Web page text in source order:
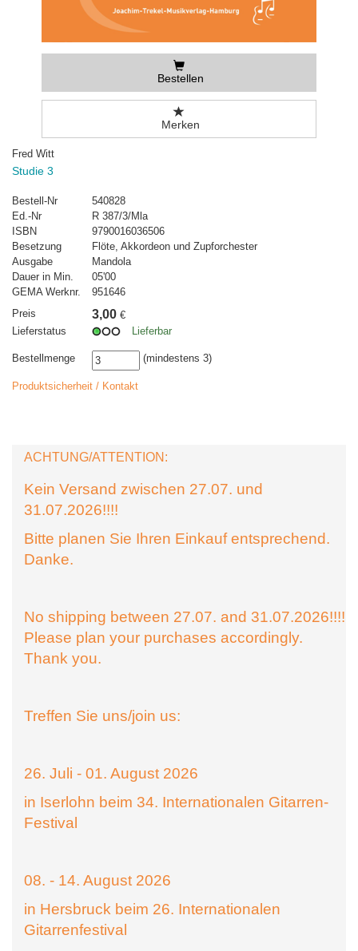
Bestellen
Merken
Fred Witt
Studie 3
Bestell-Nr
540828
Ed.-Nr
R 387/3/Mla
ISBN
9790016036506
Besetzung
Flöte, Akkordeon und Zupforchester
Ausgabe
Mandola
Dauer in Min.
05'00
GEMA Werknr.
951646
Preis
3,00 €
Lieferstatus
Lieferbar
Bestellmenge (mindestens 3)
Produktsicherheit / Kontakt
ACHTUNG/ATTENTION:
Kein Versand zwischen 27.07. und
31.07.2026!!!!
Bitte planen Sie Ihren Einkauf entsprechend.
Danke.
No shipping between 27.07. and 31.07.2026!!!!
Please plan your purchases accordingly.
Thank you.
Treffen Sie uns/join us:
26. Juli - 01. August 2026
in Iserlohn beim 34. Internationalen Gitarren-
Festival
08. - 14. August 2026
in Hersbruck beim 26. Internationalen
Gitarrenfestival